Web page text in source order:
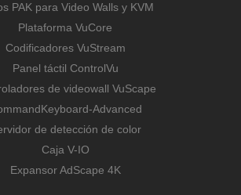
PAK para Video Walls y KVM
Plataforma VuCore
Codificadores VuStream
Panel táctil ControlVu
de videowall VuScape
Advanced
de detección de color
Caja V-IO
Expansor AdScape 4K